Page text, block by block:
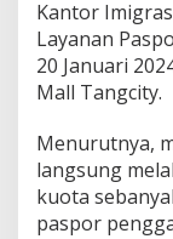
Kantor
Layanan
20 Januari
Mall Tangcity.
Menurutnya,
langsung
kuota
paspor